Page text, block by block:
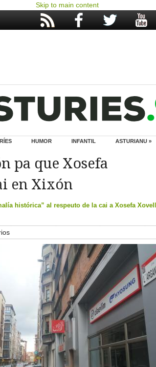
Skip to main content
HUMOR INFANTIL ASTURIANU »
pa que Xosefa
en Xixón
histórica” al respeuto de la cai a Xosefa